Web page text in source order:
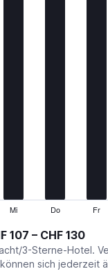
Mi Do Fr
107 – CHF 130
3-Sterne-Hotel.
sich jederzeit